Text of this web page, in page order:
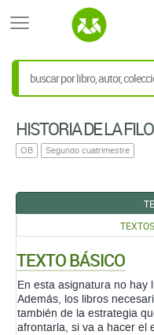
HISTORIA DE LA
OB Segundo cuatrimestre
TEXTO BÁSICO
En esta asignatura no hay
Además, los libros
también de la estrategia
afrontarla, si va a hacer el